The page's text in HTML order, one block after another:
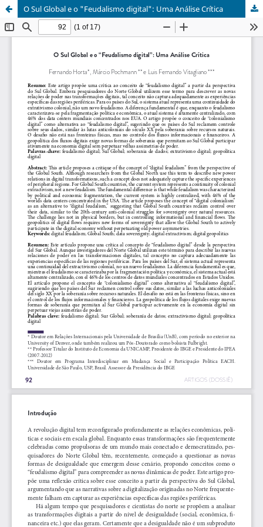
O Sul Global e o "Feudalismo digital": Uma Análise Crítica